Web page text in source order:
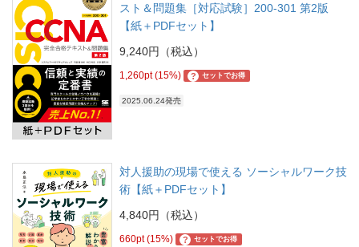
スト＆問題集［対応試験］200-301 第2版
【紙＋PDFセット】
9,240円（税込）
1,260pt (15%) ? セットでお得
2025.06.24発売
対人援助の現場で使える ソーシャルワーク技
術【紙＋PDFセット】
4,840円（税込）
660pt (15%) ? セットでお得